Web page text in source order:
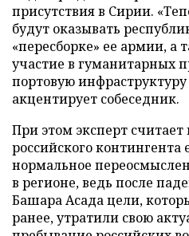
присутствия в Сирии.
будут оказывать
«пересборке» ее армии, а
участие в гуманитарных
портовую инфраструктуру
акцентирует собеседник.
При этом эксперт
российского контингента
нормальное
в регионе, ведь после
Башара Асада цели,
ранее, утратили свою